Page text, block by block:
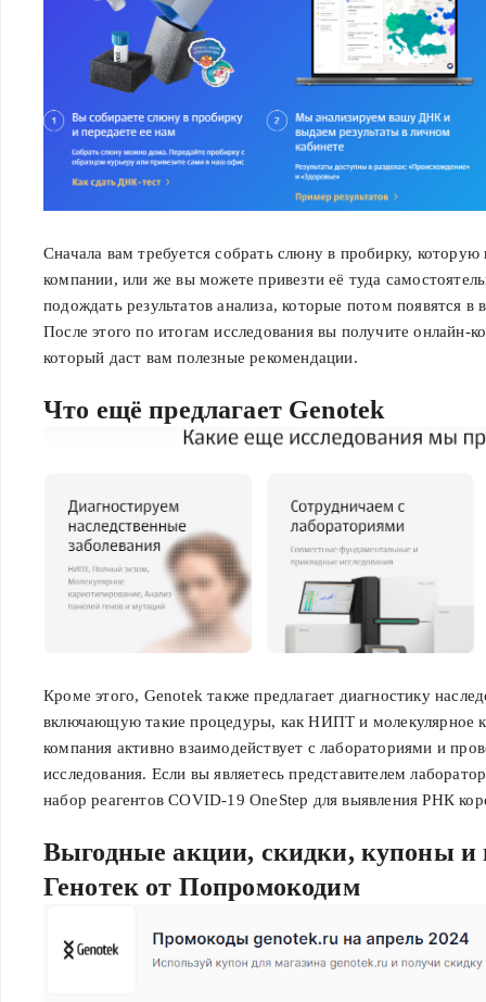
Сначала вам требуется собрать слюну в пробирку, которую
компании, или же вы можете привезти её туда
подождать результатов анализа, которые потом появятся
После этого по итогам исследования вы получите онлайн-
который даст вам полезные рекомендации.
Что ещё предлагает Genotek
Кроме этого, Genotek также предлагает диагностику
включающую такие процедуры, как НИПТ и молекулярное
компания активно взаимодействует с лабораториями и
исследования. Если вы являетесь представителем
набор реагентов COVID-19 OneStep для выявления РНК
Выгодные акции, скидки, купоны и
Генотек от Попромокодим